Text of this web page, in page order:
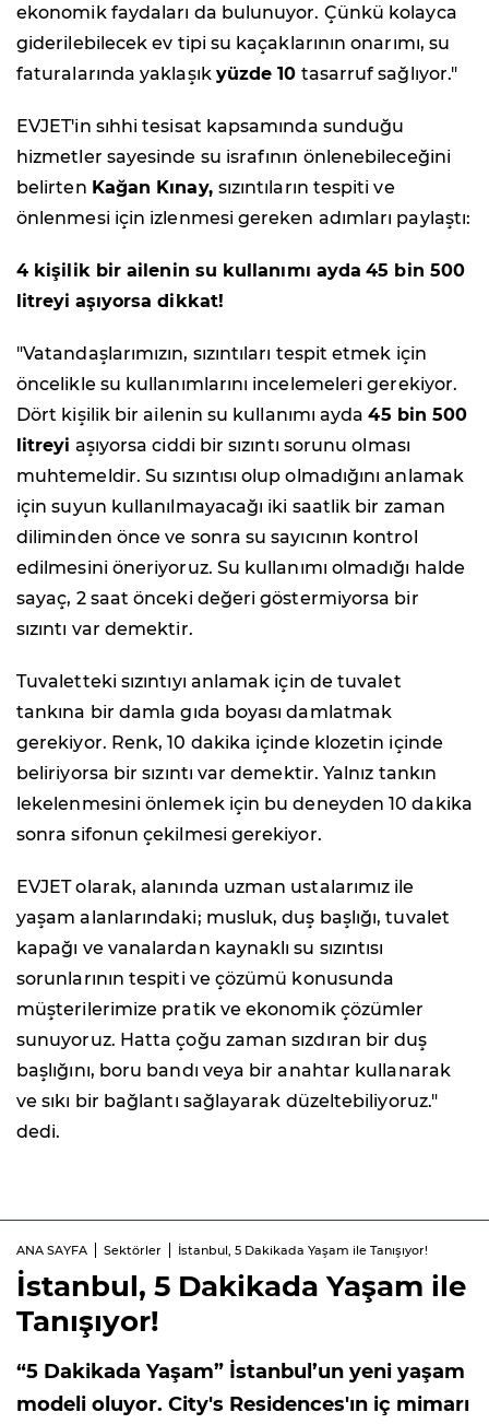
ekonomik faydaları da bulunuyor. Çünkü kolayca
giderilebilecek ev tipi su kaçaklarının onarımı, su
faturalarında yaklaşık yüzde 10 tasarruf sağlıyor."
EVJET'in sıhhi tesisat kapsamında sunduğu
hizmetler sayesinde su israfının önlenebileceğini
belirten Kağan Kınay, sızıntıların tespiti ve
önlenmesi için izlenmesi gereken adımları paylaştı:
4 kişilik bir ailenin su kullanımı ayda 45 bin 500
litreyi aşıyorsa dikkat!
"Vatandaşlarımızın, sızıntıları tespit etmek için
öncelikle su kullanımlarını incelemeleri gerekiyor.
Dört kişilik bir ailenin su kullanımı ayda45 bin 500
litreyi aşıyorsa ciddi bir sızıntı sorunu olması
muhtemeldir. Su sızıntısı olup olmadığını anlamak
için suyun kullanılmayacağı iki saatlik bir zaman
diliminden önce ve sonra su sayıcının kontrol
edilmesini öneriyoruz. Su kullanımı olmadığı halde
sayaç, 2 saat önceki değeri göstermiyorsa bir
sızıntı var demektir.
Tuvaletteki sızıntıyı anlamak için de tuvalet
tankına bir damla gıda boyası damlatmak
gerekiyor. Renk, 10 dakika içinde klozetin içinde
beliriyorsa bir sızıntı var demektir. Yalnız tankın
lekelenmesini önlemek için bu deneyden 10 dakika
sonra sifonun çekilmesi gerekiyor.
EVJET olarak, alanında uzman ustalarımız ile
yaşam alanlarındaki; musluk, duş başlığı, tuvalet
kapağı ve vanalardan kaynaklı su sızıntısı
sorunlarının tespiti ve çözümü konusunda
müşterilerimize pratik ve ekonomik çözümler
sunuyoruz. Hatta çoğu zaman sızdıran bir duş
başlığını, boru bandı veya bir anahtar kullanarak
ve sıkı bir bağlantı sağlayarak düzeltebiliyoruz."
dedi.
ANA SAYFA Sektörler İstanbul, 5 Dakikada Yaşam ile Tanışıyor!
İstanbul, 5 Dakikada Yaşam ile
Tanışıyor!
“5 Dakikada Yaşam” İstanbul’un yeni yaşam
modeli oluyor. City's Residences'ın iç mimarı